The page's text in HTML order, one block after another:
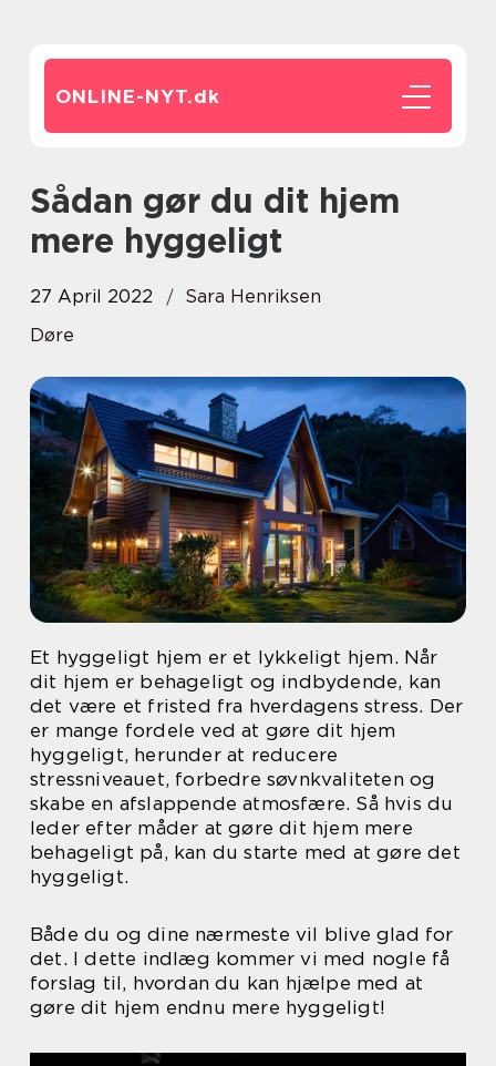
ONLINE-NYT.dk
Sådan gør du dit hjem
mere hyggeligt
27 April 2022
Sara Henriksen
Døre
Et hyggeligt hjem er et lykkeligt hjem. Når
dit hjem er behageligt og indbydende, kan
det være et fristed fra hverdagens stress. Der
er mange fordele ved at gøre dit hjem
hyggeligt, herunder at reducere
stressniveauet, forbedre søvnkvaliteten og
skabe en afslappende atmosfære. Så hvis du
leder efter måder at gøre dit hjem mere
behageligt på, kan du starte med at gøre det
hyggeligt.
Både du og dine nærmeste vil blive glad for
det. I dette indlæg kommer vi med nogle få
forslag til, hvordan du kan hjælpe med at
gøre dit hjem endnu mere hyggeligt!